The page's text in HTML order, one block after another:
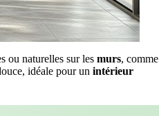
ou naturelles sur les murs, comme
idéale pour un intérieur